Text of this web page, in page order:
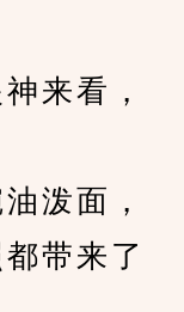
来看，
泼面，
带来了